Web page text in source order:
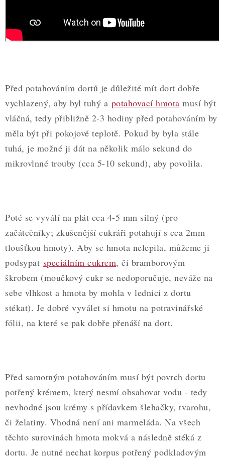
DÁRKOVÉ POUKAZY
NOVÉ ZBOŽÍ
ZNAČKY
Nepřevzetí zásilky na dobírku
Obchodní podmínky
Před potahováním dortů je důležité mít dort dobře
vychlazený, aby byl tuhý a potahovací hmota musí být
vláčná, tedy přibližně 2-3 hodiny před potahováním by
měla být při pokojové teplotě. Pokud by byla stále
tuhá, je možné ji dát na několik málo sekund do
mikrovlnné trouby (cca 5-10 sekund), aby povolila.
Poté se vyválí na plát cca 4-5 mm silný (pro
začátečníky; zkušenější cukráři potahují s cca 2mm
tloušťkou hmoty). Aby se hmota nelepila, můžeme ji
podsypat speciálním cukrem, či bramborovým
škrobem (moučkový cukr se nedoporučuje, neváže na
sebe vlhkost a hmota by mohla v lednici z dortu
stékat). Je dobré vyválet si hmotu na potravinářské
fólii, na které se pak dobře přenáší na dort.
Před samotným potahováním musí být povrch dortu
potřený krémem, který nesmí obsahovat vodu - tedy
nevhodné jsou krémy s přídavkem šlehačky, tvarohu,
či želatiny. Vhodná není ani marmeláda. Na všech
těchto surovinách hmota mokvá a následně stéká z
dortu. Je nutné nechat korpus potřený podkladovým